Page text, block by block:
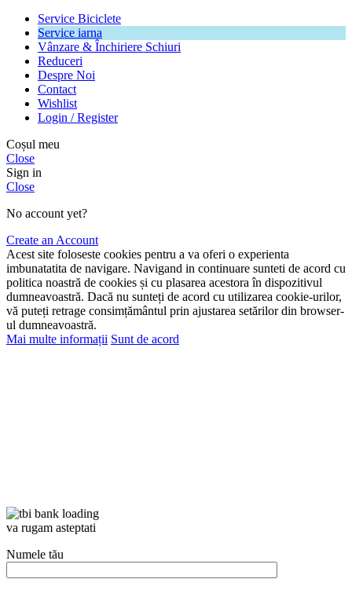
Service Biciclete
Service iarna
Vânzare & Închiriere Schiuri
Reduceri
Despre Noi
Contact
Wishlist
Login / Register
Coșul meu
Close
Sign in
Close
No account yet?
Create an Account
Acest site foloseste cookies pentru a va oferi o experienta
imbunatatita de navigare. Navigand in continuare sunteti de acord cu
politica noastră de cookies și cu plasarea acestora în dispozitivul
dumneavoastră. Dacă nu sunteți de acord cu utilizarea cookie-urilor,
vă puteți retrage consimțământul prin ajustarea setărilor din browser-
ul dumneavoastră.
Mai multe informații Sunt de acord
va rugam asteptati
Numele tău